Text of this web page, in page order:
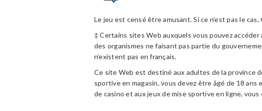
Le jeu est censé être amusant. Si ce n’est pas le
‡ Certains sites Web auxquels vous pouvez
des organismes ne faisant pas partie du
n’existent pas en français.
Ce site Web est destiné aux adultes de la province
sportive en magasin, vous devez être âgé de 18
de casino et aux jeux de mise sportive en ligne,